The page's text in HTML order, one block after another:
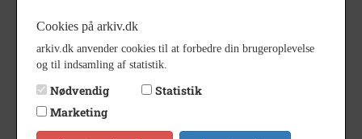
Ørnebjerggaard Ølstykke
Årstal 1969
22/6 1969
Fotograf Jørgen Rubæk Hansen
Cookies på arkiv.dk
arkiv.dk anvender cookies til at forbedre din brugeroplevelse
og til indsamling af statistik.
Nødvendig
Statistik
Marketing